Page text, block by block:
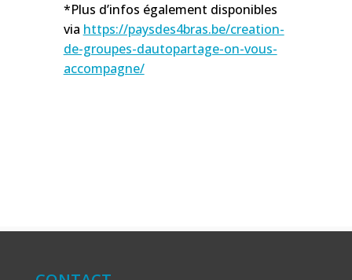
*Plus d’infos également disponibles
via https://paysdes4bras.be/creation-
de-groupes-dautopartage-on-vous-
accompagne/